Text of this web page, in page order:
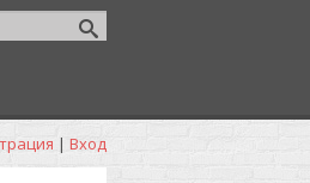
| Вход